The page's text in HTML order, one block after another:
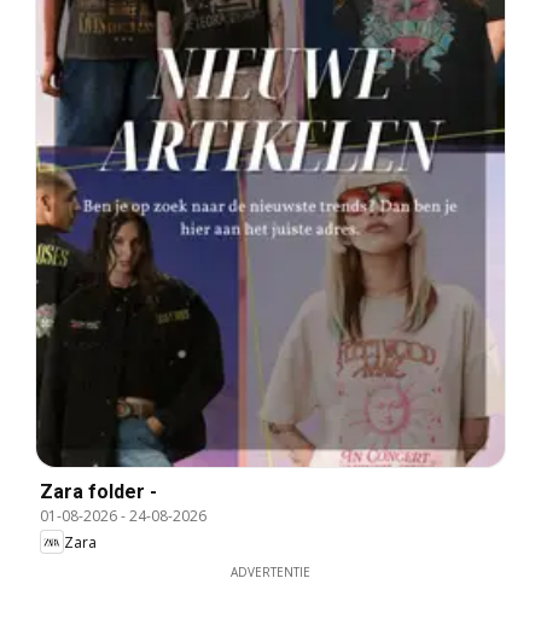
Zara folder -
01-08-2026-24-08-2026
Zara
ADVERTENTIE